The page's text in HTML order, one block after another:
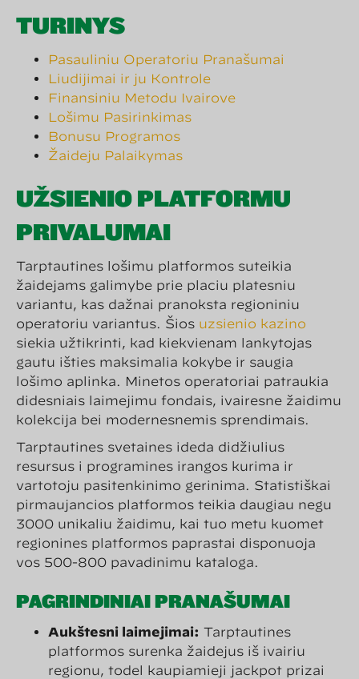
TURINYS
Pasaulinių Operatorių Pranašumai
Liudijimai ir jų Kontrolė
Finansinių Metodų Įvairovė
Lošimų Pasirinkimas
Bonusų Programos
Žaidėjų Palaikymas
UŽSIENIO PLATFORMŲ
PRIVALUMAI
Tarptautinės lošimų platformos suteikia
žaidėjams galimybę prie plačių platesnių
variantų, kas dažnai pranoksta regioninių
operatorių variantus. Šios uzsienio kazino
siekia užtikrinti, kad kiekvienam lankytojas
gautų išties maksimalią kokybę ir saugią
lošimo aplinką. Minėtos operatoriai patraukia
didesniais laimėjimų fondais, įvairesne žaidimų
kolekcija bei modernesnėmis sprendimais.
Tarptautinės svetainės įdeda didžiulius
resursus į programinės įrangos kūrimą ir
vartotojų pasitenkinimo gerinimą. Statistiškai
pirmaujančios platformos teikia daugiau negu
3000 unikalių žaidimų, kai tuo metu kuomet
regioninės platformos paprastai disponuoja
vos 500-800 pavadinimų katalogą.
PAGRINDINIAI PRANAŠUMAI
Aukštesni laimėjimai: Tarptautinės
platformos surenka žaidėjus iš įvairių
regionų, todėl kaupiamieji jackpot prizai